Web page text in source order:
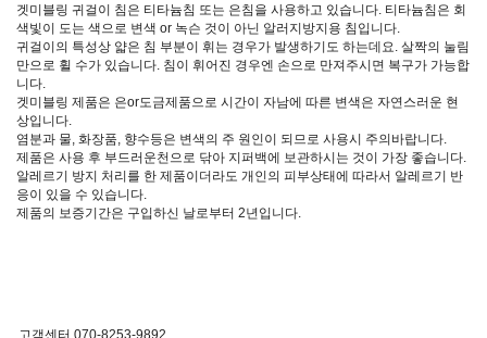
겟미블링 귀걸이 침은 티타늄침 또는 은침을 사용하고 있습니다. 티타늄침은 회
색빛이 도는 색으로 변색 or 녹슨 것이 아닌 알러지방지용 침입니다.
귀걸이의 특성상 얇은 침 부분이 휘는 경우가 발생하기도 하는데요. 살짝의 눌림
만으로 휠 수가 있습니다. 침이 휘어진 경우엔 손으로 만져주시면 복구가 가능합
니다.
겟미블링 제품은 은or도금제품으로 시간이 자남에 따른 변색은 자연스러운 현
상입니다.
염분과 물, 화장품, 향수등은 변색의 주 원인이 되므로 사용시 주의바랍니다.
제품은 사용 후 부드러운천으로 닦아 지퍼백에 보관하시는 것이 가장 좋습니다.
알레르기 방지 처리를 한 제품이더라도 개인의 피부상태에 따라서 알레르기 반
응이 있을 수 있습니다.
제품의 보증기간은 구입하신 날로부터 2년입니다.
고객센터 070-8253-9892